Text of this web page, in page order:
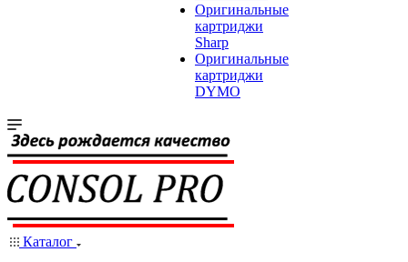
Оригинальные
картриджи
Sharp
Оригинальные
картриджи
DYMO
Каталог